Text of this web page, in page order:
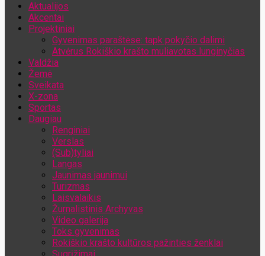
Aktualijos
Akcentai
Projektiniai
Gyvenimas paraštėse: tapk pokyčio dalimi
Atvėrus Rokiškio krašto muliavotas lunginyčias
Valdžia
Žemė
Sveikata
X-zona
Sportas
Daugiau
Renginiai
Verslas
(Sub)tyliai
Langas
Jaunimas jaunimui
Turizmas
Laisvalaikis
Žurnalistinis Archyvas
Video galerija
Toks gyvenimas
Rokiškio krašto kultūros pažinties ženklai